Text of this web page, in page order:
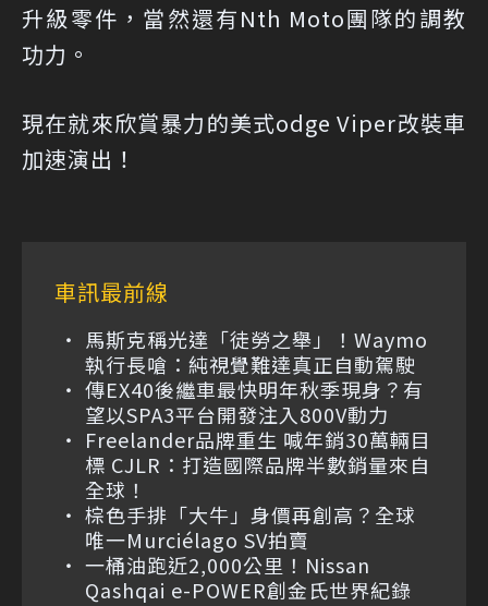
升級零件，當然還有Nth Moto團隊的調教
功力。
現在就來欣賞暴力的美式odge Viper改裝車
加速演出！
車訊最前線
馬斯克稱光達「徒勞之舉」！Waymo
執行長嗆：純視覺難達真正自動駕駛
傳EX40後繼車最快明年秋季現身？有
望以SPA3平台開發注入800V動力
Freelander品牌重生 喊年銷30萬輛目
標 CJLR：打造國際品牌半數銷量來自
全球！
棕色手排「大牛」身價再創高？全球
唯一Murciélago SV拍賣
一桶油跑近2,000公里！Nissan
Qashqai e-POWER創金氏世界紀錄